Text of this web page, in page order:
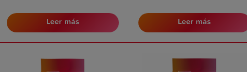
vitaminas, aminoácidos y
minerales de rápida absorción,
esenciales para el ave durante
completa dando como resultado
un nuevo plumaje sano y
Leer más
bayas de saúco), deliciosas para
endulzar la dieta habitual de tu
pájaro. Además, contiene una
equilibrada proporción de
esenciales de rápida absorción
para una salud óptima.
Leer más